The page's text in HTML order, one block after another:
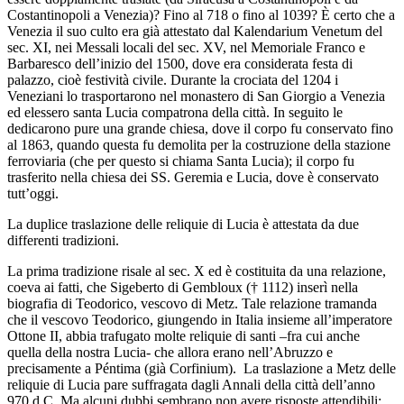
Costantinopoli a Venezia)? Fino al 718 o fino al 1039? È certo che a
Venezia il suo culto era già attestato dal Kalendarium Venetum del
sec. XI, nei Messali locali del sec. XV, nel Memoriale Franco e
Barbaresco dell’inizio del 1500, dove era considerata festa di
palazzo, cioè festività civile. Durante la crociata del 1204 i
Veneziani lo trasportarono nel monastero di San Giorgio a Venezia
ed elessero santa Lucia compatrona della città. In seguito le
dedicarono pure una grande chiesa, dove il corpo fu conservato fino
al 1863, quando questa fu demolita per la costruzione della stazione
ferroviaria (che per questo si chiama Santa Lucia); il corpo fu
trasferito nella chiesa dei SS. Geremia e Lucia, dove è conservato
tutt’oggi.
La duplice traslazione delle reliquie di Lucia è attestata da due
differenti tradizioni.
La prima tradizione risale al sec. X ed è costituita da una relazione,
coeva ai fatti, che Sigeberto di Gembloux († 1112) inserì nella
biografia di Teodorico, vescovo di Metz. Tale relazione tramanda
che il vescovo Teodorico, giungendo in Italia insieme all’imperatore
Ottone II, abbia trafugato molte reliquie di santi –fra cui anche
quella della nostra Lucia- che allora erano nell’Abruzzo e
precisamente a Péntima (già Corfinium). La traslazione a Metz delle
reliquie di Lucia pare suffragata dagli Annali della città dell’anno